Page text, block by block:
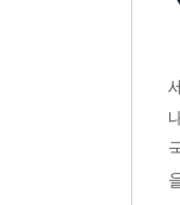
적용
8장
가
않
위해